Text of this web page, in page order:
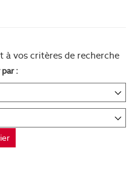
à vos critères de recherche
: